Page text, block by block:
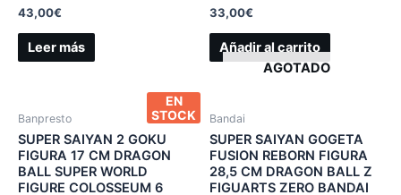
43,00€
Leer más
33,00€
Añadir al carrito
EN
STOCK
Banpresto
SUPER SAIYAN 2 GOKU
FIGURA 17 CM DRAGON
BALL SUPER WORLD
FIGURE COLOSSEUM 6
AGOTADO
Bandai
SUPER SAIYAN GOGETA
FUSION REBORN FIGURA
28,5 CM DRAGON BALL Z
FIGUARTS ZERO BANDAI